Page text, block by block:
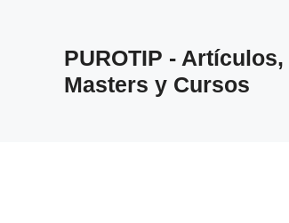
PUROTIP - Artículos,
Masters y Cursos